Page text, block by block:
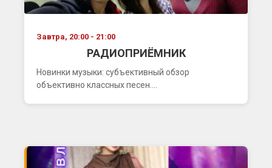
Завтра, 20:00 - 21:00
РАДИОПРИЁМНИК
Новинки музыки: субъективный обзор
объективно классных песен....